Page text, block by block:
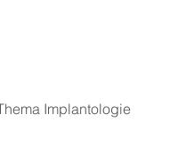
Implantologie